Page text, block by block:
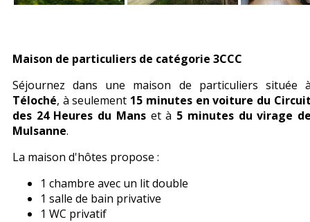
Maison de particuliers de catégorie 3CCC
Séjournez dans une maison de particuliers située
Téloché, à seulement 15 minutes en voiture du
des 24 Heures du Manset à 5 minutes du virage
Mulsanne.
La maison d'hôtes propose :
1 chambre avec un lit double
1 salle de bain privative
1 WC privatif